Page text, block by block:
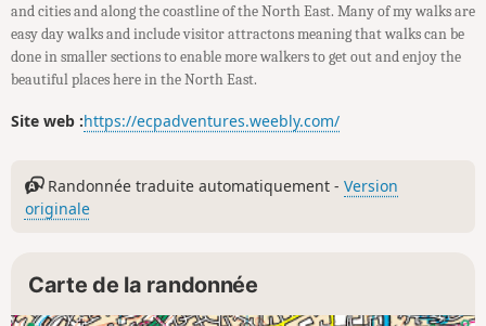
and cities and along the coastline of the North East. Many of my walks are
easy day walks and include visitor attractons meaning that walks can be
done in smaller sections to enable more walkers to get out and enjoy the
beautiful places here in the North East.
Site web :https://ecpadventures.weebly.com/
Randonnée traduite automatiquement -Version
originale
Carte de la randonnée